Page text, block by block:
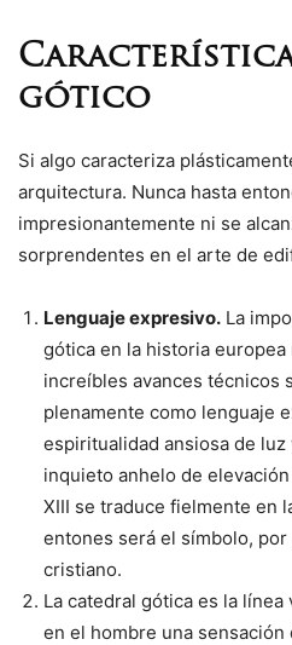
gótico
Si algo caracteriza
arquitectura. Nunca hasta
impresionantemente ni se
sorprendentes en el arte de
Lenguaje expresivo. La
gótica en la historia
increíbles avances técnicos
plenamente como lenguaje
espiritualidad ansiosa de
inquieto anhelo de
XIII se traduce fielmente en
entones será el símbolo,
cristiano.
La catedral gótica es la
en el hombre una